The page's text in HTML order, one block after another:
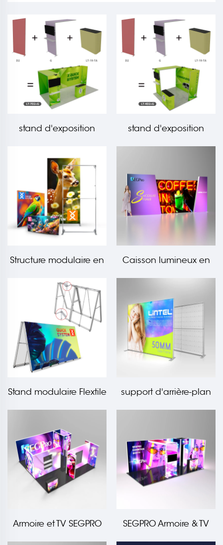
stand d'exposition
tissu SEG 3*6m
stand d'exposition
modulaire pliable en
Structure modulaire en
Caisson lumineux en
tissu angulaire de
Stand modulaire Flextile
pliable en tissu avec
support d'arrière-plan
modulaire EZ Tube
Armoire et TV SEGPRO
6*6
SEGPRO Armoire & TV
3*6 Cabine